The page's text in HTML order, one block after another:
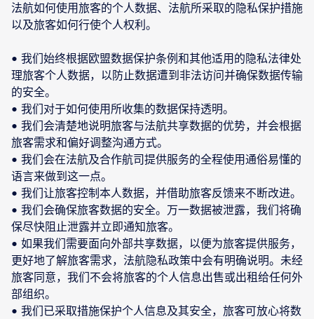
法航如何使用旅客的个人数据、法航所采取的隐私保护措施
以及旅客如何行使个人权利。
• 我们始终根据欧盟数据保护条例和其他适用的隐私法律处
理旅客个人数据，以防止数据遭到非法访问并确保数据传输
的安全。
• 我们对于如何使用所收集的数据保持透明。
• 我们会清楚地说明旅客与法航共享数据的优势，并会根据
旅客需求和偏好调整沟通方式。
• 我们会在法航及合作航司提供服务的全程使用通俗易懂的
语言来做到这一点。
• 我们让旅客控制本人数据，并借助旅客反馈来不断改进。
• 我们会确保旅客数据的安全。万一数据被泄露，我们将确
保尽快阻止泄露并立即通知旅客。
• 如果我们需要面向外部共享数据，以便为旅客提供服务，
更好地了解旅客需求，法航隐私政策中会有明确说明。未经
旅客同意，我们不会将旅客的个人信息出售或出租给任何外
部组织。
• 我们已采取措施保护个人信息及其安全，旅客可放心将数